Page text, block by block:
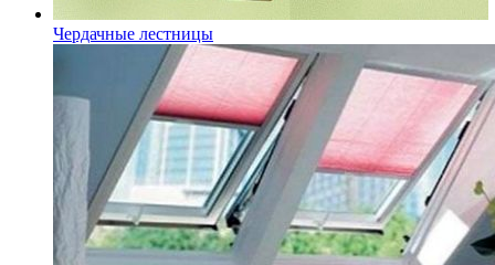
Чердачные лестницы